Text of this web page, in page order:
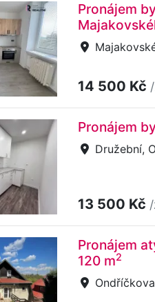
Pronájem
14 500 Kč
Pronájem
Družební,
13 500 Kč
Pronájem
120 m2